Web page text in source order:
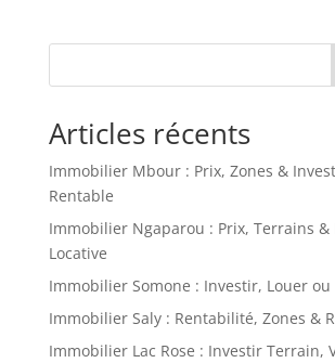
Articles récents
Immobilier Mbour : Prix, Zones &
Rentable
Immobilier Ngaparou : Prix, Terrains &
Locative
Immobilier Somone : Investir, Louer ou
Immobilier Saly : Rentabilité, Zones &
Immobilier Lac Rose : Investir Terrain,